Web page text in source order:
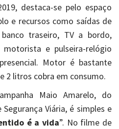
destaca-se pelo espaço
e recursos como saídas de
traseiro, TV a bordo,
e pulseira-relógio
Motor é bastante
2 litros cobra em consumo.
Maio Amarelo, do
Viária, é simples e
é a vida”. No filme de